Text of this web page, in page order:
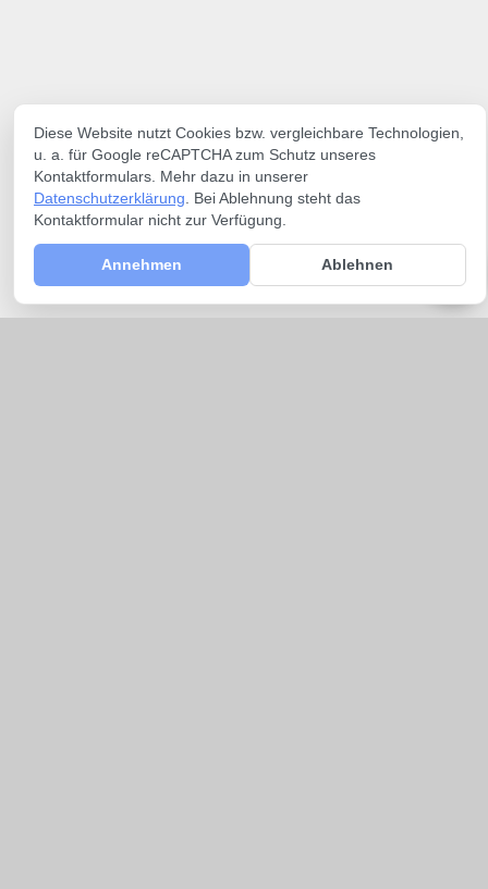
Diese Website nutzt Cookies bzw. vergleichbare Technologien,
u. a. für Google reCAPTCHA zum Schutz unseres
Kontaktformulars. Mehr dazu in unserer
Datenschutzerklärung . Bei Ablehnung steht das
Kontaktformular nicht zur Verfügung.
Annehmen Ablehnen